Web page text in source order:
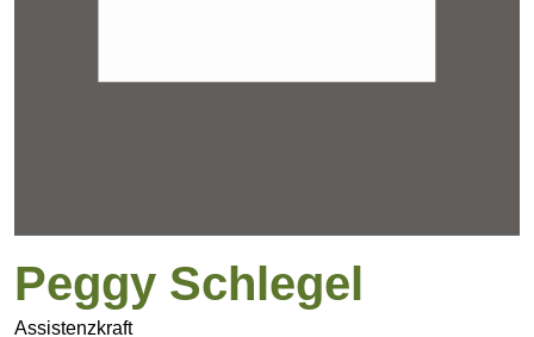
Peggy Schlegel
Assistenzkraft